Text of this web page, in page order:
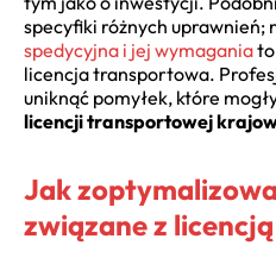
specyfiki różnych uprawnień;
spedycyjna i jej wymagania
licencja transportowa.
uniknąć pomyłek, które
licencji transportowej
Jak
związane z